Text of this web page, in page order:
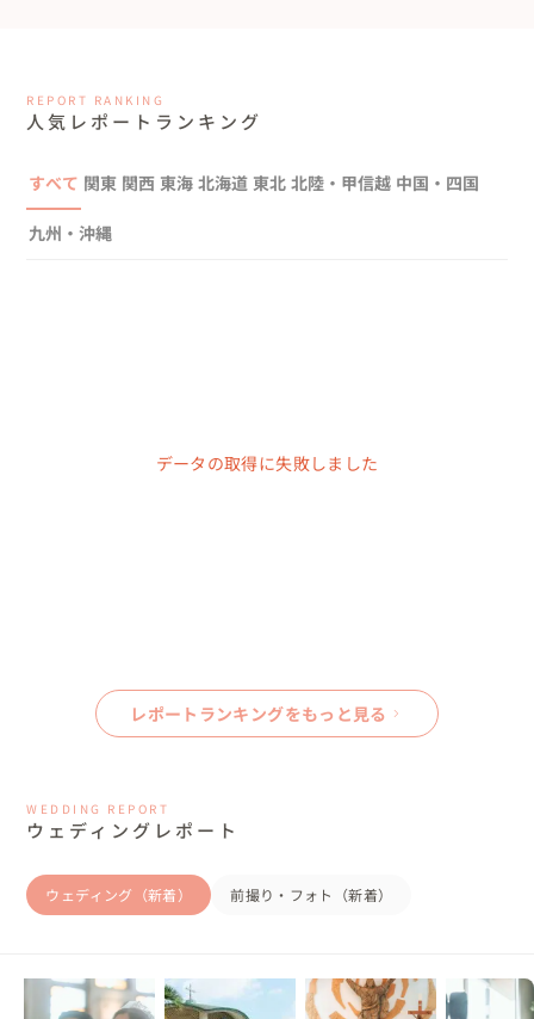
REPORT RANKING
人気レポートランキング
すべて 関東 関西 東海 北海道 東北 北陸・甲信越 中国・四国
九州・沖縄
データの取得に失敗しました
レポートランキングをもっと見る
WEDDING REPORT
ウェディングレポート
ウェディング（新着） 前撮り・フォト（新着）